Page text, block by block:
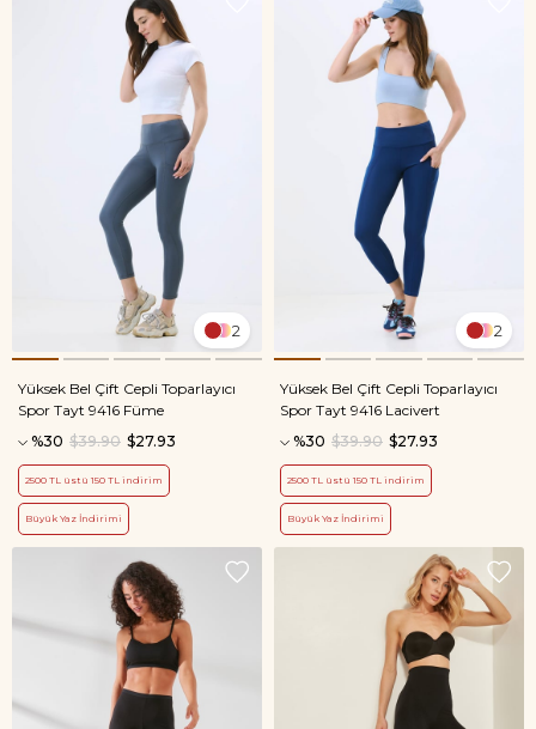
2
Yüksek Bel Çift Cepli Toparlayıcı
Spor Tayt 9416 Füme
%30
$27.93
$39.90
2500 TL üstü 150 TL indirim
Büyük Yaz İndirimi
2
Yüksek Bel Çift Cepli Toparlayıcı
Spor Tayt 9416 Lacivert
%30
$27.93
$39.90
2500 TL üstü 150 TL indirim
Büyük Yaz İndirimi